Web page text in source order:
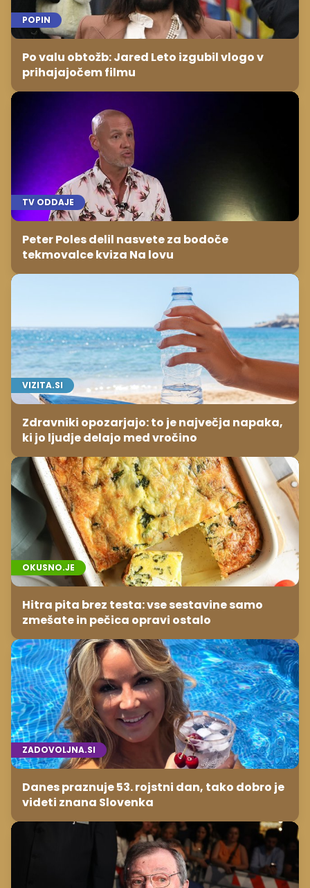
POPIN
Po valu obtožb: Jared Leto izgubil vlogo v
prihajajočem filmu
TV ODDAJE
Peter Poles delil nasvete za bodoče
tekmovalce kviza Na lovu
VIZITA.SI
Zdravniki opozarjajo: to je največja napaka,
ki jo ljudje delajo med vročino
OKUSNO.JE
Hitra pita brez testa: vse sestavine samo
zmešate in pečica opravi ostalo
ZADOVOLJNA.SI
Danes praznuje 53. rojstni dan, tako dobro je
videti znana Slovenka